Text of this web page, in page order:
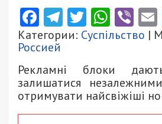
Facebook
Telegram
Twitter
Категории: Суспільство |
Россией
Рекламні блоки
залишатися
отримувати найсвіжіші